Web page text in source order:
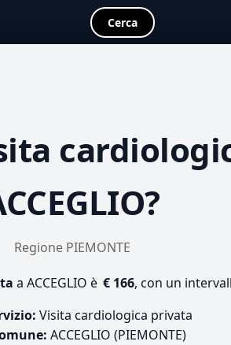
Cerca
Regione PIEMONTE
a ACCEGLIO è € 166, con un
Visita cardiologica privata
ACCEGLIO (PIEMONTE)